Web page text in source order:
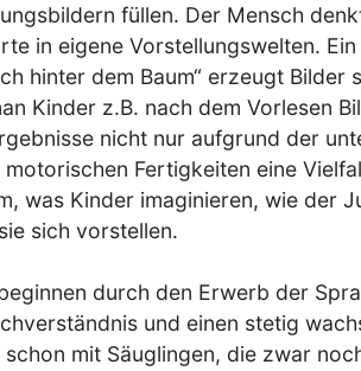
füllen. Der Mensch
in eigene Vorstellungswelten.
hinter dem Baum“ erzeugt Bilder
Kinder z.B. nach dem Vorlesen
nicht nur aufgrund der
Fertigkeiten eine
was Kinder imaginieren, wie der
sich vorstellen.
durch den Erwerb der
und einen stetig
mit Säuglingen, die zwar